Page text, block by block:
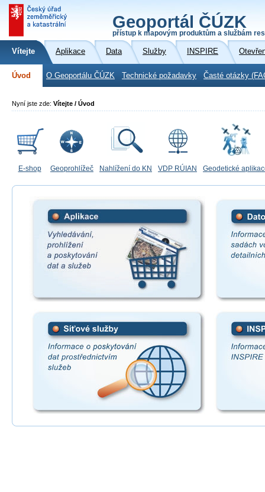
Geoportál ČÚZK
přístup k mapovým produktům a službám
Vítejte Aplikace Data Služby INSPIRE
Úvod O Geoportálu ČÚZK Technické požadavky Časté otázky
Nyní jste zde: Vítejte / Úvod
E-shop Geoprohlížeč Nahlížení do KN VDP RÚIAN Geodetické